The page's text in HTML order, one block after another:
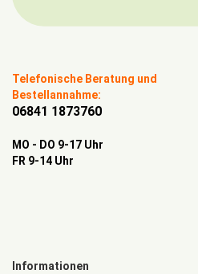
Telefonische Beratung und
Bestellannahme:
06841 1873760
MO - DO 9-17 Uhr
FR 9-14 Uhr
Informationen